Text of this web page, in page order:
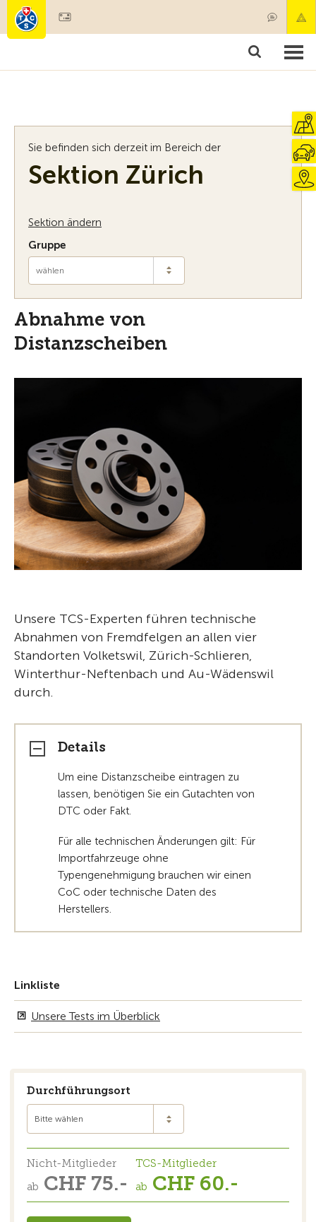
Mitgliedschaft & Leistungen
Sie befinden sich derzeit im Bereich der
Sektion Zürich
Sektion ändern
Gruppe
wählen
Abnahme von
Distanzscheiben
Unsere TCS-Experten führen technische
Abnahmen von Fremdfelgen an allen vier
Standorten Volketswil, Zürich-Schlieren,
Winterthur-Neftenbach und Au-Wädenswil
durch.
Details
Um eine Distanzscheibe eintragen zu
lassen, benötigen Sie ein Gutachten von
DTC oder Fakt.
Für alle technischen Änderungen gilt: Für
Importfahrzeuge ohne
Typengenehmigung brauchen wir einen
CoC oder technische Daten des
Herstellers.
Linkliste
Unsere Tests im Überblick
Durchführungsort
Bitte wählen
Nicht-Mitglieder
ab CHF 75.-
TCS-Mitglieder
ab CHF 60.-